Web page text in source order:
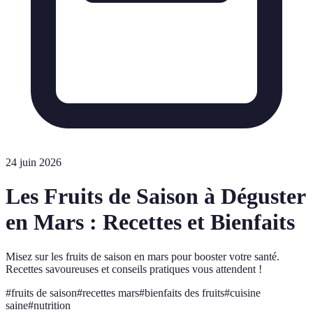
24 juin 2026
Les Fruits de Saison à Déguster
en Mars : Recettes et Bienfaits
Misez sur les fruits de saison en mars pour booster votre santé.
Recettes savoureuses et conseils pratiques vous attendent !
#fruits de saison#recettes mars#bienfaits des fruits#cuisine
saine#nutrition